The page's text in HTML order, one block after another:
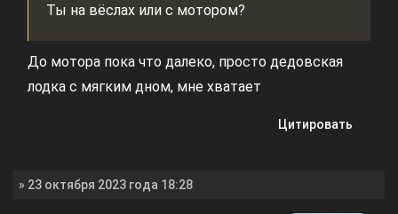
Ты на вёслах или с мотором?
До мотора пока что далеко, просто дедовская
лодка с мягким дном, мне хватает
Цитировать
» 23 октября 2023 года 18:28